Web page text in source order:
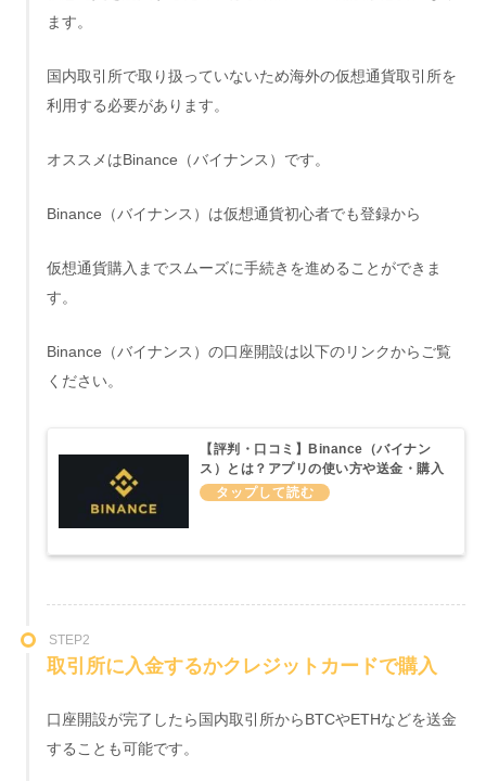
ます。
国内取引所で取り扱っていないため海外の仮想通貨取引所を
利用する必要があります。
オススメはBinance（バイナンス）です。
Binance（バイナンス）は仮想通貨初心者でも登録から
仮想通貨購入までスムーズに手続きを進めることができま
す。
Binance（バイナンス）の口座開設は以下のリンクからご覧
ください。
【評判・口コミ】Binance（バイナン
ス）とは？アプリの使い方や送金・購入
方法などわかりやすく説明してみた
STEP2
取引所に入金するかクレジットカードで購入
口座開設が完了したら国内取引所からBTCやETHなどを送金
することも可能です。